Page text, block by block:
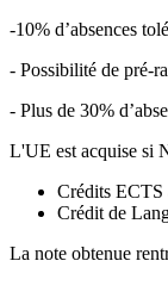
-10% d’absences
- Possibilité de pré-
- Plus de 30%
L'UE est acquise si
Crédits ECTS
Crédit de
La note obtenue